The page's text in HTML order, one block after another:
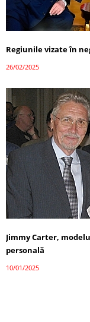
Regiunile vizate în
26/02/2025
Jimmy Carter,
personală
10/01/2025